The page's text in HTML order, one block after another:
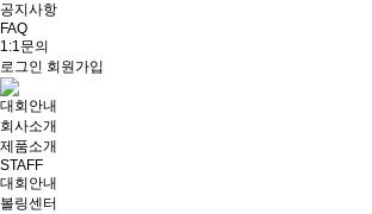
공지사항
FAQ
1:1문의
로그인 회원가입
대회안내
회사소개
제품소개
STAFF
대회안내
볼링센터